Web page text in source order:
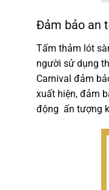
Đảm bảo an
Tấm thảm lót
người sử dụng
Carnival đảm
xuất hiện, đảm
động ấn tượng